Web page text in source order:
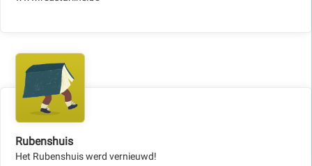
Rubenshuis
Het Rubenshuis werd vernieuwd!